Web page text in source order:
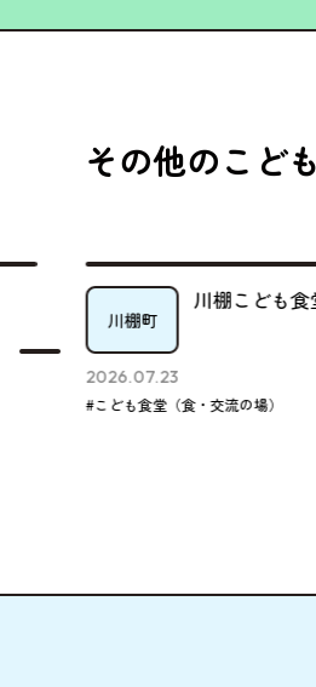
その他のこど
川棚町
川棚こども食堂
2026.07.23
#こども食堂（食・交流の場）